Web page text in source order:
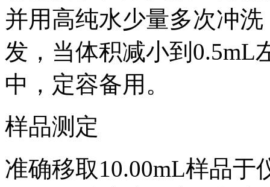
并用高纯水少量多次冲
发，当体积减小到0.5mL
中，定容备用。
样品测定
准确移取10.00mL样品于